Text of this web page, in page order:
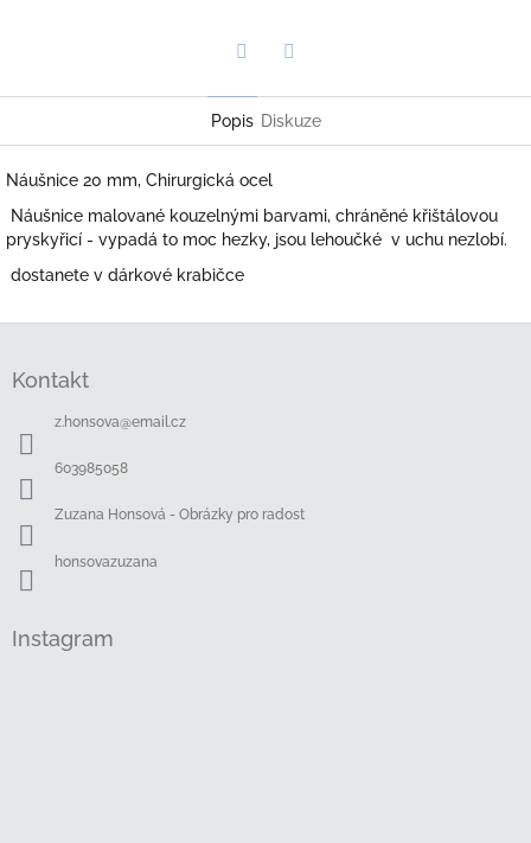
Popis Diskuze
Náušnice 20 mm, Chirurgická ocel
Náušnice malované kouzelnými barvami, chráněné křištálovou
pryskyřicí - vypadá to moc hezky, jsou lehoučké v uchu nezlobí.
dostanete v dárkové krabičce
Kontakt
z.honsova@email.cz
603985058
Zuzana Honsová - Obrázky pro radost
honsovazuzana
Instagram